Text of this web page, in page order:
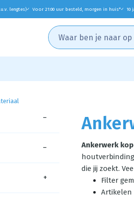
lengtes)✓ Voor 21:00 uur besteld, morgen in huis*✓ 10
Ankerwerk
die jij zoekt.
Filter
Artikelen
−
−
+